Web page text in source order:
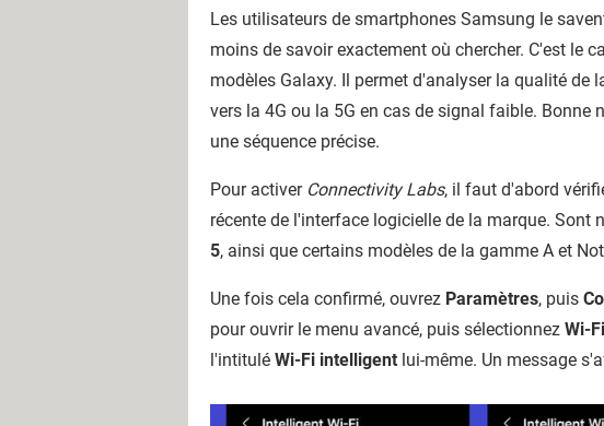
Les utilisateurs de smartphones Samsung le
moins de savoir exactement où chercher. C'est le
modèles Galaxy. Il permet d'analyser la qualité de
vers la 4G ou la 5G en cas de signal faible. Bonne
une séquence précise.
Pour activer Connectivity Labs, il faut d'abord
récente de l'interface logicielle de la marque. Sont
5, ainsi que certains modèles de la gamme A et
Une fois cela confirmé, ouvrez Paramètres, puis
pour ouvrir le menu avancé, puis sélectionnez Wi-
l'intitulé Wi-Fi intelligent lui-même. Un message